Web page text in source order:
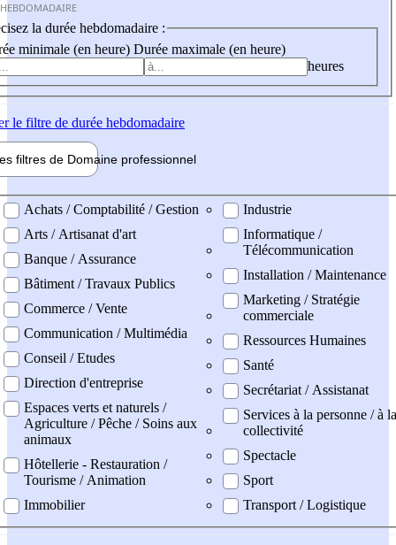
la durée hebdomadaire :
minimale (en heure) Durée maximale (en heure)
heures
le filtre de durée hebdomadaire
filtres de Domaine professionnel
professionel
Achats / Comptabilité / Gestion
Arts / Artisanat d'art
Banque / Assurance
Bâtiment / Travaux Publics
Commerce / Vente
Communication / Multimédia
Conseil / Etudes
Direction d'entreprise
Espaces verts et naturels /
Agriculture / Pêche / Soins aux
animaux
Hôtellerie - Restauration /
Tourisme / Animation
Immobilier
Industrie
Informatique /
Télécommunication
Installation / Maintenance
Marketing / Stratégie
commerciale
Ressources Humaines
Santé
Secrétariat / Assistanat
Services à la personne / à la
collectivité
Spectacle
Sport
Transport / Logistique